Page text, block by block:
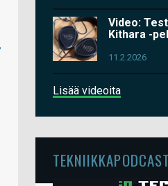
Video:
Kithara -
11.2.2026
Lisää videoita
TEKNIIKKAPODCAST